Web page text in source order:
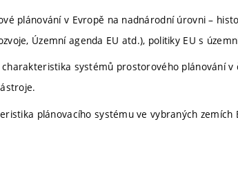
plánování v Evropě na nadnárodní úrovni –
Územní agenda EU atd.), politiky EU s
systémů prostorového plánování v
plánovacího systému ve vybraných zemích